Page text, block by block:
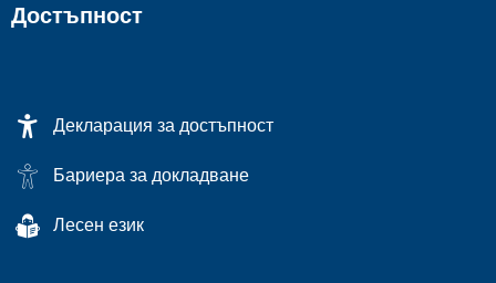
Достъпност
Декларация за достъпност
Бариера за докладване
Лесен език